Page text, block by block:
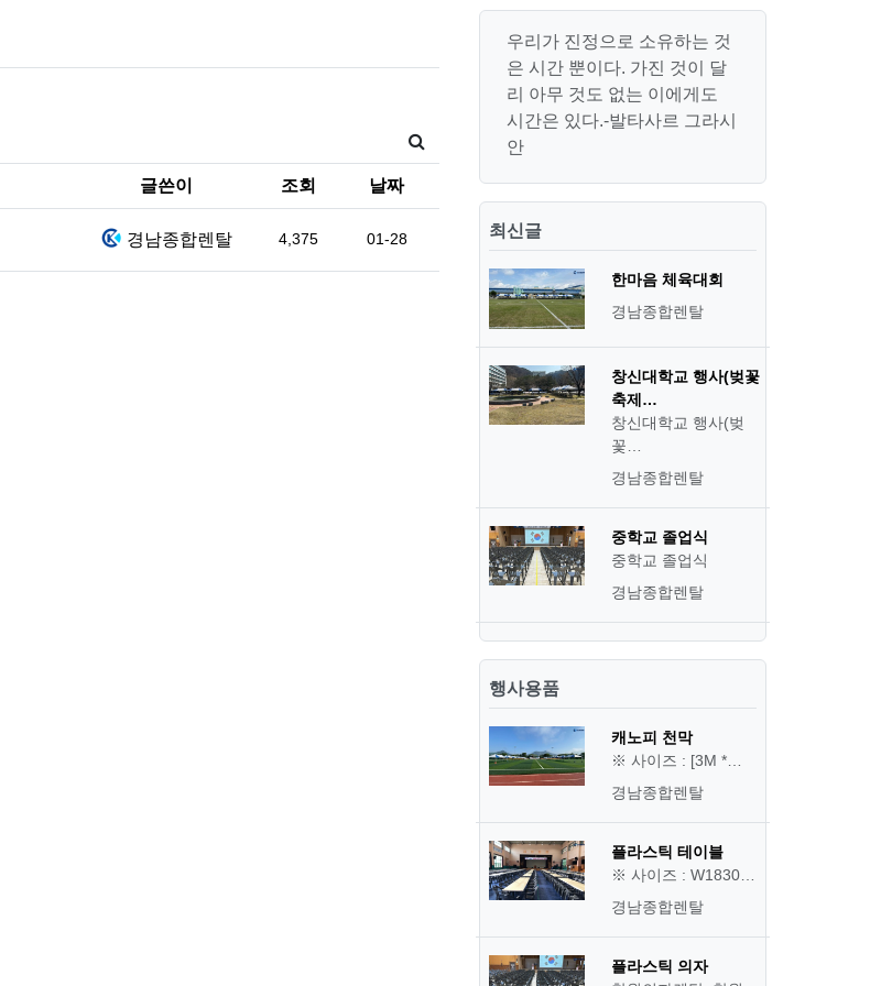
글쓴이 조회 날짜
경남종합렌탈 4,375 01-28
우리가 진정으로 소유하는 것
은 시간 뿐이다. 가진 것이 달
리 아무 것도 없는 이에게도
시간은 있다.-발타사르 그라시
안
최신글
한마음 체육대회
경남종합렌탈
창신대학교 행사(벚꽃
축제…
창신대학교 행사(벚
꽃…
경남종합렌탈
중학교 졸업식
중학교 졸업식
경남종합렌탈
행사용품
캐노피 천막
※ 사이즈 : [3M *…
경남종합렌탈
플라스틱 테이블
※ 사이즈 : W1830…
경남종합렌탈
플라스틱 의자